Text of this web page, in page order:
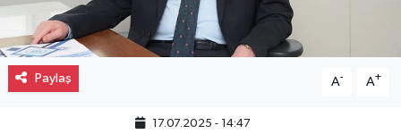
Paylaş A- A+
17.07.2025 - 14:47